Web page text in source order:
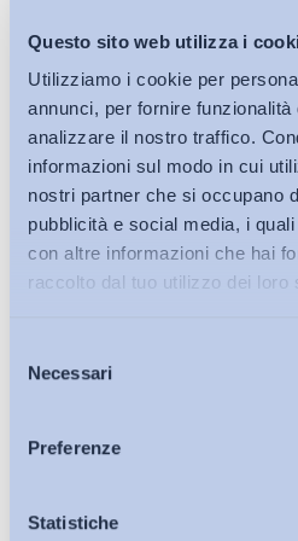
Questo sito web utilizza i
Utilizziamo i cookie per
annunci, per fornire
analizzare il nostro traffico.
informazioni sul modo in cui
nostri partner che si occupano
pubblicità e social media, i
con altre informazioni che hai
raccolto dal tuo utilizzo dei loro
delNecessari
Preferenze
Statistiche
Bollettini ADAPT
Articoli
Osservatori
Lavoro mediante piattaforma
decreto carente sul...
diGiada Benincasa